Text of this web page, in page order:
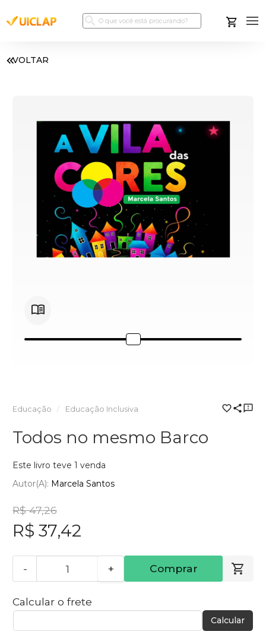
VOLTAR
Educação Educação Inclusiva
Todos no mesmo Barco
Este livro teve 1 venda
Autor(a): Marcela Santos
R$ 47,26
R$ 37,42
- + Comprar
Calcular o frete
Calcular